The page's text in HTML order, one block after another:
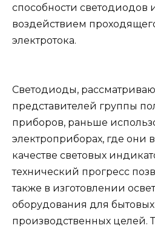
способности светодиодов
воздействием
электротока.
Светодиоды,
представителей группы
приборов, раньше
электроприборах, где они
качестве световых
технический прогресс
также в изготовлении
оборудования для
производственных целей.